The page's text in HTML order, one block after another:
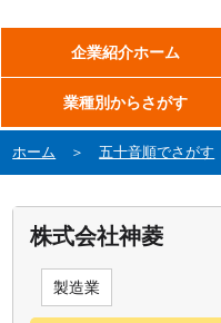
企業紹介ホーム
業種別からさがす
ホーム ＞五十音順でさがす
株式会社神菱
製造業